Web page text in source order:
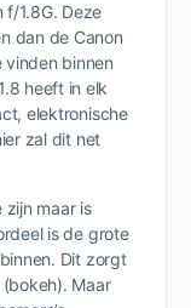
1.8G. Deze
dan de Canon
vinden binnen
heeft in elk
elektronische
zal dit net
zijn maar is
is de grote
Dit zorgt
Maar